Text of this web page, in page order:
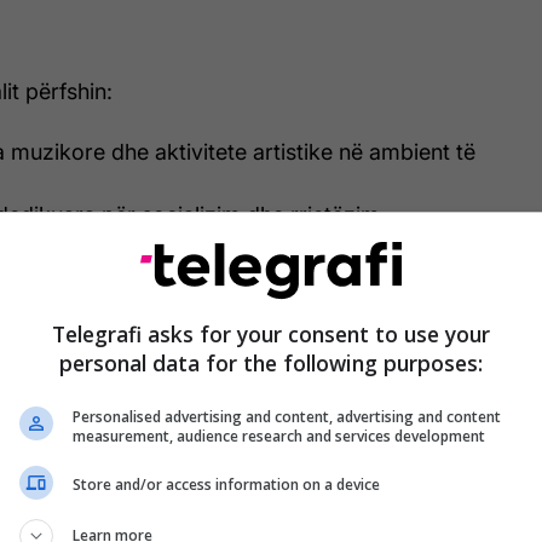
përfshin:
muzikore dhe aktivitete artistike në ambient të
për socializim dhe rrjetëzim
në natyrë
dhe turistike për pjesëmarrësit
që ndërthur muzikën, natyrën dhe komunitetin
merrni pjesë
një atmosferë unike që bashkon muzikën dhe
argëtim cilësor në një nga festivalet më të njohura
Telegrafi asks for your consent to use your
personal data for the following purposes:
Personalised advertising and content, advertising and content
measurement, audience research and services development
Store and/or access information on a device
Learn more